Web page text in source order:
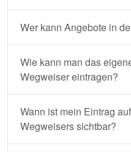
Wer kann Angebote in
Wie kann man das
Wegweiser eintragen?
Wann ist mein Eintrag
Wegweisers sichtbar?